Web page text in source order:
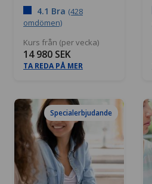
4.1 Bra (428
omdömen)
Kurs från (per vecka)
14 980 SEK
TA REDA PÅ MER
Specialerbjudande